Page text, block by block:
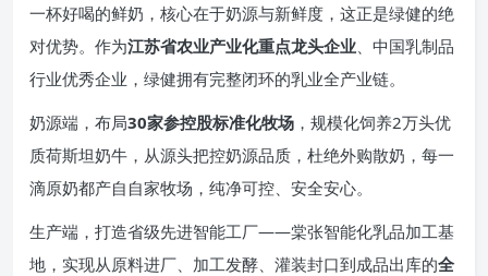
一杯好喝的鲜奶，核心在于奶源与新鲜度，这正是绿健的绝
对优势。作为江苏省农业产业化重点龙头企业、中国乳制品
行业优秀企业，绿健拥有完整闭环的乳业全产业链。
奶源端，布局30家参控股标准化牧场 ，规模化饲养2万头优
质荷斯坦奶牛，从源头把控奶源品质，杜绝外购散奶，每一
滴原奶都产自自家牧场，纯净可控、安全安心。
生产端，打造省级先进智能工厂——棠张智能化乳品加工基
地，实现从原料进厂、加工发酵、灌装封口到成品出库的全